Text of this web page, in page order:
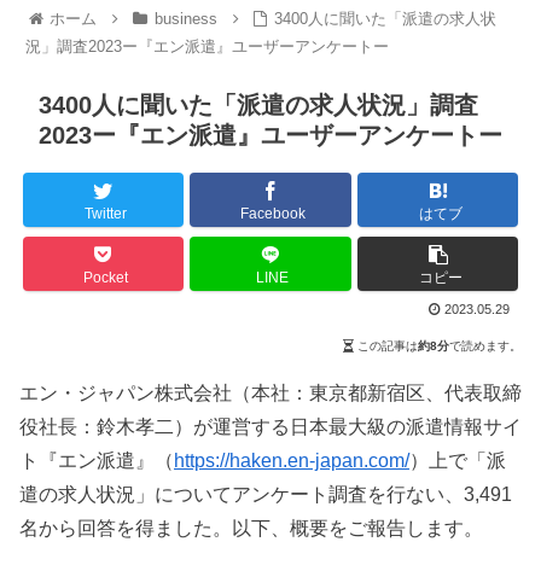
ホーム business
3400人に聞いた「派遣の求人状
況」調査2023ー『エン派遣』ユーザーアンケートー
3400人に聞いた「派遣の求人状況」調査
2023ー『エン派遣』ユーザーアンケートー
Twitter Facebook はてブ
Pocket LINE コピー
2023.05.29
この記事は約8分で読めます。
エン・ジャパン株式会社（本社：東京都新宿区、代表取締
役社長：鈴木孝二）が運営する日本最大級の派遣情報サイ
ト『エン派遣』（ https://haken.en-japan.com/）上で「派
遣の求人状況」についてアンケート調査を行ない、3,491
名から回答を得ました。以下、概要をご報告します。